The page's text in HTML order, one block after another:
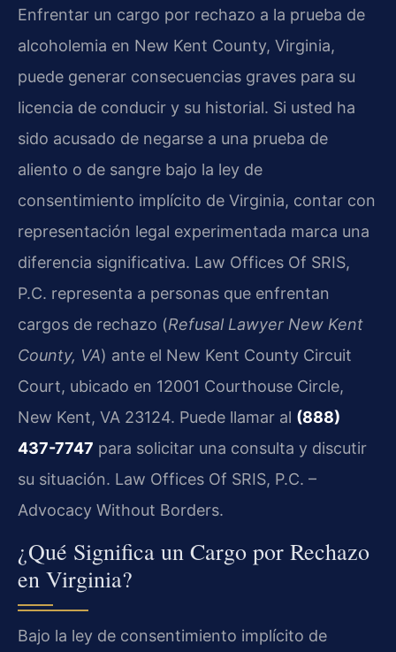
Enfrentar un cargo por rechazo a la prueba de
alcoholemia en New Kent County, Virginia,
puede generar consecuencias graves para su
licencia de conducir y su historial. Si usted ha
sido acusado de negarse a una prueba de
aliento o de sangre bajo la ley de
consentimiento implícito de Virginia, contar con
representación legal experimentada marca una
diferencia significativa. Law Offices Of SRIS,
P.C. representa a personas que enfrentan
cargos de rechazo (Refusal Lawyer New Kent
County, VA) ante el New Kent County Circuit
Court, ubicado en 12001 Courthouse Circle,
New Kent, VA 23124. Puede llamar al (888)
437-7747 para solicitar una consulta y discutir
su situación. Law Offices Of SRIS, P.C. –
Advocacy Without Borders.
¿Qué Significa un Cargo por Rechazo
en Virginia?
Bajo la ley de consentimiento implícito de